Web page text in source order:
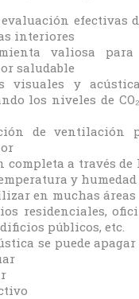
efectivas
interiores
valiosa
saludable
visuales y
los niveles de
de ventilación
completa a través
y humedad
en muchas
residenciales,
públicos, etc.
se puede